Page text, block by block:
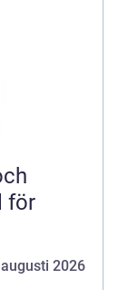
för
2026